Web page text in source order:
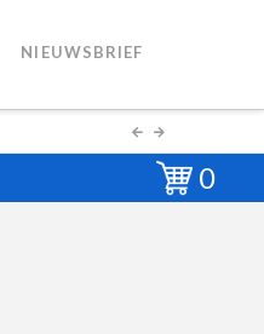
NIEUWSBRIEF
0